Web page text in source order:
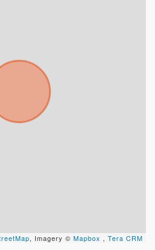
, Imagery © Mapbox , Tera CRM
más rápido